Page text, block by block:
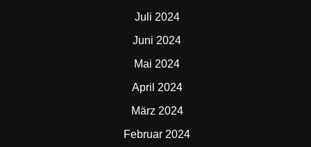
Juli 2024
Juni 2024
Mai 2024
April 2024
März 2024
Februar 2024